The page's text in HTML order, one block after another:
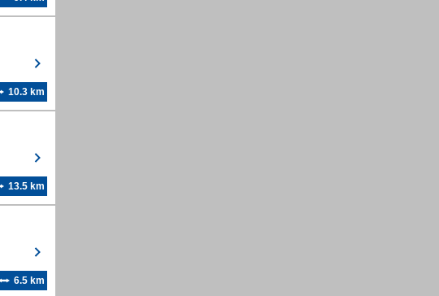
10.3 km
13.5 km
6.5 km